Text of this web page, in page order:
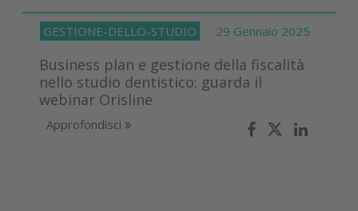
GESTIONE-DELLO-STUDIO 29 Gennaio 2025
Business plan e gestione della fiscalità
nello studio dentistico: guarda il
webinar Orisline
Approfondisci